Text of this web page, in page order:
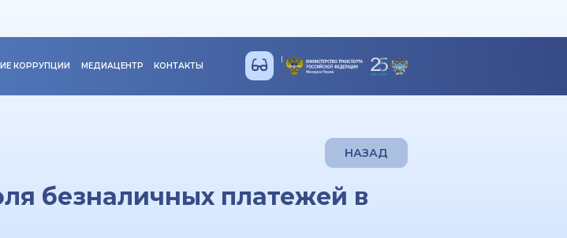
КОРРУПЦИИ МЕДИАЦЕНТР КОНТАКТЫ
НАЗАД
безналичных платежей в